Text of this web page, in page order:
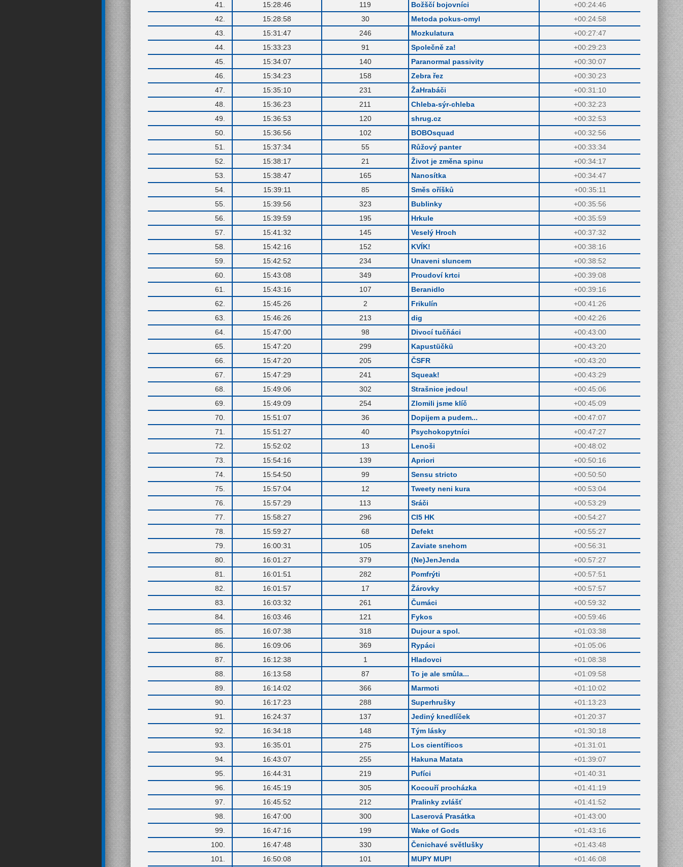
41.
15:28:46 119 Božščí bojovníci
+00:24:46
42.
15:28:58 30 Metoda pokus-omyl
+00:24:58
43.
15:31:47 246 Mozkulatura
+00:27:47
44.
15:33:23 91 Společně za!
+00:29:23
45.
15:34:07 140 Paranormal passivity
+00:30:07
46.
15:34:23 158 Zebra řez
+00:30:23
47.
15:35:10 231 ŽaHrabáči
+00:31:10
48.
15:36:23 211 Chleba-sýr-chleba
+00:32:23
49.
15:36:53 120 shrug.cz
+00:32:53
50.
15:36:56 102 BOBOsquad
+00:32:56
51.
15:37:34 55 Růžový panter
+00:33:34
52.
15:38:17 21 Život je změna spinu
+00:34:17
53.
15:38:47 165 Nanosítka
+00:34:47
54.
15:39:11 85 Směs oříšků
+00:35:11
55.
15:39:56 323 Bublinky
+00:35:56
56.
15:39:59 195 Hrkule
+00:35:59
57.
15:41:32 145 Veselý Hroch
+00:37:32
58.
15:42:16 152 KVÍK!
+00:38:16
59.
15:42:52 234 Unaveni sluncem
+00:38:52
60.
15:43:08 349 Proudoví krtci
+00:39:08
61.
15:43:16 107 Beranidlo
+00:39:16
62.
15:45:26 2 Frikulín
+00:41:26
63.
15:46:26 213 dig
+00:42:26
64.
15:47:00 98 Divocí tučňáci
+00:43:00
65.
15:47:20 299 Kapustüčkü
+00:43:20
66.
15:47:20 205 ČSFR
+00:43:20
67.
15:47:29 241 Squeak!
+00:43:29
68.
15:49:06 302 Strašnice jedou!
+00:45:06
69.
15:49:09 254 Zlomili jsme klíč
+00:45:09
70.
15:51:07 36 Dopijem a pudem...
+00:47:07
71.
15:51:27 40 Psychokopytníci
+00:47:27
72.
15:52:02 13 Lenoši
+00:48:02
73.
15:54:16 139 Apriori
+00:50:16
74.
15:54:50 99 Sensu stricto
+00:50:50
75.
15:57:04 12 Tweety neni kura
+00:53:04
76.
15:57:29 113 Sráči
+00:53:29
77.
15:58:27 296 CI5 HK
+00:54:27
78.
15:59:27 68 Defekt
+00:55:27
79.
16:00:31 105 Zaviate snehom
+00:56:31
80.
16:01:27 379 (Ne)JenJenda
+00:57:27
81.
16:01:51 282 Pomfrýti
+00:57:51
82.
16:01:57 17 Žárovky
+00:57:57
83.
16:03:32 261 Čumáci
+00:59:32
84.
16:03:46 121 Fykos
+00:59:46
85.
16:07:38 318 Dujour a spol.
+01:03:38
86.
16:09:06 369 Rypáci
+01:05:06
87.
16:12:38 1 Hladovci
+01:08:38
88.
16:13:58 87 To je ale smůla...
+01:09:58
89.
16:14:02 366 Marmoti
+01:10:02
90.
16:17:23 288 Superhrušky
+01:13:23
91.
16:24:37 137 Jediný knedlíček
+01:20:37
92.
16:34:18 148 Tým lásky
+01:30:18
93.
16:35:01 275 Los científicos
+01:31:01
94.
16:43:07 255 Hakuna Matata
+01:39:07
95.
16:44:31 219 Pufíci
+01:40:31
96.
16:45:19 305 Kocouří procházka
+01:41:19
97.
16:45:52 212 Pralinky zvlášť
+01:41:52
98.
16:47:00 300 Laserová Prasátka
+01:43:00
99.
16:47:16 199 Wake of Gods
+01:43:16
100.
16:47:48 330 Čenichavé světlušky
+01:43:48
101.
16:50:08 101 MUPY MUP! +01:46:08